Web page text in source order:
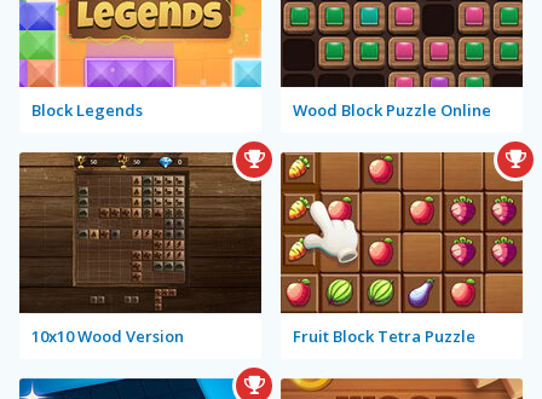
Block Legends Wood Block Puzzle Online
10x10 Wood Version Fruit Block Tetra Puzzle